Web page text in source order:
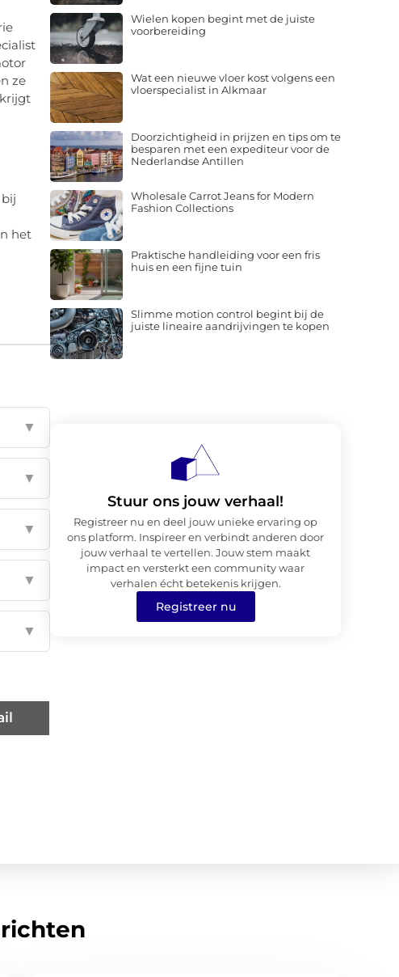
ze
het
▼
▼
▼
▼
▼
Wielen kopen begint met de juiste
voorbereiding
Wat een nieuwe vloer kost volgens een
vloerspecialist in Alkmaar
Doorzichtigheid in prijzen en tips om te
besparen met een expediteur voor de
Nederlandse Antillen
Wholesale Carrot Jeans for Modern
Fashion Collections
Praktische handleiding voor een fris
huis en een fijne tuin
Slimme motion control begint bij de
juiste lineaire aandrijvingen te kopen
Stuur ons jouw verhaal!
Registreer nu en deel jouw unieke ervaring op
ons platform. Inspireer en verbindt anderen door
jouw verhaal te vertellen. Jouw stem maakt
impact en versterkt een community waar
verhalen écht betekenis krijgen.
Registreer nu